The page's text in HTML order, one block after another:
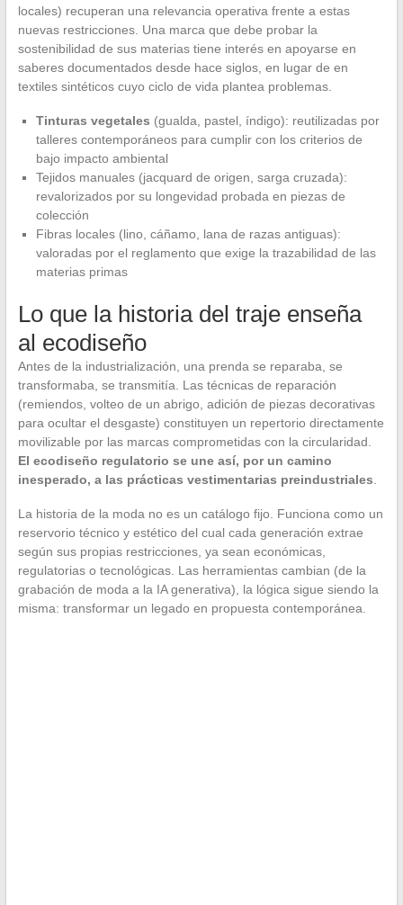
locales) recuperan una relevancia operativa frente a estas
nuevas restricciones. Una marca que debe probar la
sostenibilidad de sus materias tiene interés en apoyarse en
saberes documentados desde hace siglos, en lugar de en
textiles sintéticos cuyo ciclo de vida plantea problemas.
Tinturas vegetales (gualda, pastel, índigo): reutilizadas por
talleres contemporáneos para cumplir con los criterios de
bajo impacto ambiental
Tejidos manuales (jacquard de origen, sarga cruzada):
revalorizados por su longevidad probada en piezas de
colección
Fibras locales (lino, cáñamo, lana de razas antiguas):
valoradas por el reglamento que exige la trazabilidad de las
materias primas
Lo que la historia del traje enseña
al ecodiseño
Antes de la industrialización, una prenda se reparaba, se
transformaba, se transmitía. Las técnicas de reparación
(remiendos, volteo de un abrigo, adición de piezas decorativas
para ocultar el desgaste) constituyen un repertorio directamente
movilizable por las marcas comprometidas con la circularidad.
El ecodiseño regulatorio se une así, por un camino
inesperado, a las prácticas vestimentarias preindustriales.
La historia de la moda no es un catálogo fijo. Funciona como un
reservorio técnico y estético del cual cada generación extrae
según sus propias restricciones, ya sean económicas,
regulatorias o tecnológicas. Las herramientas cambian (de la
grabación de moda a la IA generativa), la lógica sigue siendo la
misma: transformar un legado en propuesta contemporánea.